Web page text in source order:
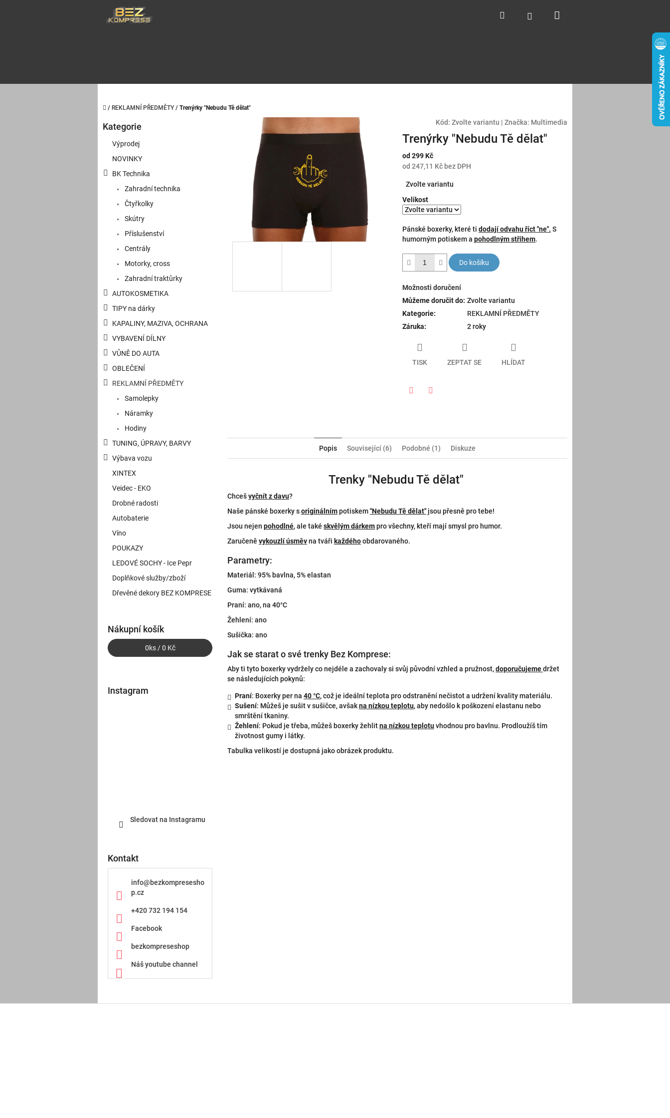
Hledat Přihlášení
Domů
/ REKLAMNÍ PŘEDMĚTY / Trenýrky "Nebudu Tě dělat"
Přeskočit
Kategorie
Výprodej
NOVINKY
BK Technika
Zahradní technika
Čtyřkolky
Skútry
Příslušenství
Centrály
Motorky, cross
Zahradní traktůrky
AUTOKOSMETIKA
TIPY na dárky
KAPALINY, MAZIVA, OCHRANA
VYBAVENÍ DÍLNY
VŮNĚ DO AUTA
OBLEČENÍ
REKLAMNÍ PŘEDMĚTY
Samolepky
Náramky
Hodiny
TUNING, ÚPRAVY, BARVY
Výbava vozu
XINTEX
Veidec - EKO
Drobné radosti
Autobaterie
Víno
POUKAZY
LEDOVÉ SOCHY - Ice Pepr
Doplňkové služby/zboží
Dřevěné dekory BEZ KOMPRESE
Nákupní košík
0ks /0 Kč
Instagram
Sledovat na Instagramu
Kontakt
info@bezkompresesho
p.cz
+420 732 194 154
Facebook
bezkompreseshop
Náš youtube channel
Kód: Zvolte variantu | Značka: Multimedia
Trenýrky "Nebudu Tě dělat"
od 299 Kč
od 247,11 Kč bez DPH
cena:
Zvolte variantu
Velikost
Pánské boxerky, které ti dodají odvahu říct "ne". S
humorným potiskem a pohodlným střihem.
Do košíku
Možnosti doručení
Můžeme doručit do: Zvolte variantu
Kategorie:
REKLAMNÍ PŘEDMĚTY
Záruka: 2 roky
TISK ZEPTAT SE HLÍDAT
Popis Související (6) Podobné (1) Diskuze
Trenky "Nebudu Tě dělat"
Chcešvyčnít z davu?
Naše pánské boxerky soriginálnímpotiskem"Nebudu Tě dělat" jsou přesně pro tebe!
Jsou nejen pohodlné, ale také skvělým dárkempro všechny, kteří mají smysl pro humor.
Zaručeně vykouzlí úsměvna tváři každéhoobdarovaného.
Parametry:
Materiál: 95% bavlna, 5% elastan
Guma: vytkávaná
Praní: ano, na 40°C
Žehlení: ano
Sušička: ano
Jak se starat o své trenky Bez Komprese:
Aby ti tyto boxerky vydržely co nejdéle a zachovaly si svůj původní vzhled a pružnost,doporučujemedržet
se následujících pokynů:
Praní: Boxerky per na 40 °C, což je ideální teplota pro odstranění nečistot a udržení kvality materiálu.
Sušení: Můžeš je sušit v sušičce, avšakna nízkou teplotu, aby nedošlo k poškození elastanu nebo
smrštění tkaniny.
Žehlení: Pokud je třeba, můžeš boxerky žehlitna nízkou teplotuvhodnou pro bavlnu. Prodloužíš tím
životnost gumy i látky.
Tabulka velikostí je dostupná jako obrázek produktu.